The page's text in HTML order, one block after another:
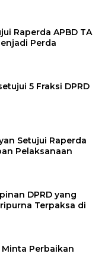
Raperda APBD TA
Perda
5 Fraksi DPRD
Setujui Raperda
Pelaksanaan
DPRD yang
Terpaksa di
Perbaikan